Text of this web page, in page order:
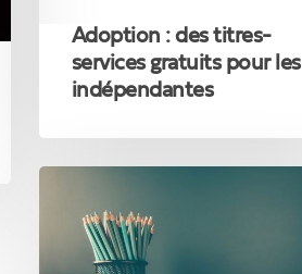
Adoption : des titres-
services gratuits pour les
indépendantes
Enseignement
cours
obligatoire